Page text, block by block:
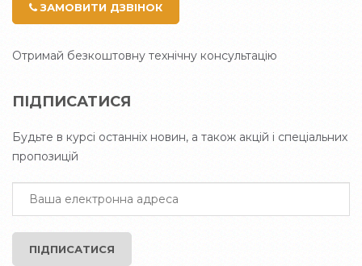
ЗАМОВИТИ ДЗВІНОК
Отримай безкоштовну технічну консультацію
ПІДПИСАТИСЯ
Будьте в курсі останніх новин, а також акцій і спеціальних
пропозицій
ПІДПИСАТИСЯ